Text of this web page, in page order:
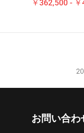
￥362,500 -
お問い合わ